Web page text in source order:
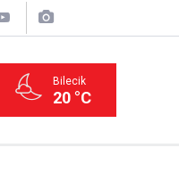
Bilecik
20 °C